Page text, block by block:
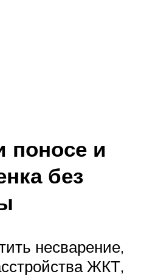
поносе и
без
несварение,
ЖКТ,